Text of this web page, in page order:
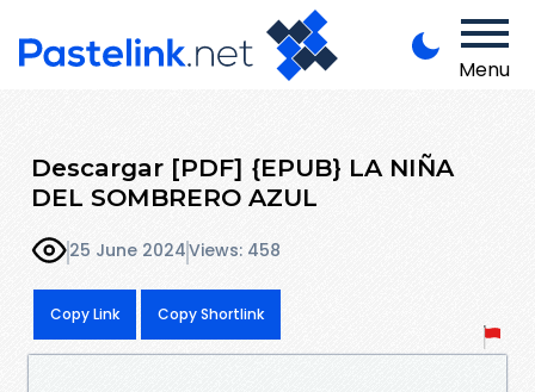
Menu
Descargar [PDF] {EPUB} LA NIÑA
DEL SOMBRERO AZUL
25 June 2024Views: 458
Copy Link Copy Shortlink